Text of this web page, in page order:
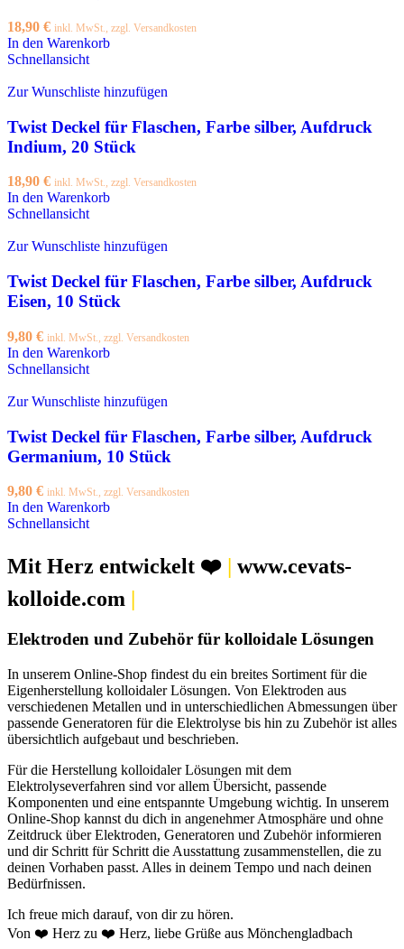
18,90 € inkl. MwSt., zzgl. Versandkosten
In den Warenkorb
Schnellansicht
Zur Wunschliste hinzufügen
Twist Deckel für Flaschen, Farbe silber, Aufdruck
Indium, 20 Stück
18,90 € inkl. MwSt., zzgl. Versandkosten
In den Warenkorb
Schnellansicht
Zur Wunschliste hinzufügen
Twist Deckel für Flaschen, Farbe silber, Aufdruck
Eisen, 10 Stück
9,80 € inkl. MwSt., zzgl. Versandkosten
In den Warenkorb
Schnellansicht
Zur Wunschliste hinzufügen
Twist Deckel für Flaschen, Farbe silber, Aufdruck
Germanium, 10 Stück
9,80 € inkl. MwSt., zzgl. Versandkosten
In den Warenkorb
Schnellansicht
Mit Herz entwickelt ❤️
www.cevats-
kolloide.com
Elektroden und Zubehör für kolloidale Lösungen
In unserem Online-Shop findest du ein breites Sortiment für die
Eigenherstellung kolloidaler Lösungen. Von Elektroden aus
verschiedenen Metallen und in unterschiedlichen Abmessungen über
passende Generatoren für die Elektrolyse bis hin zu Zubehör ist alles
übersichtlich aufgebaut und beschrieben.
Für die Herstellung kolloidaler Lösungen mit dem
Elektrolyseverfahren sind vor allem Übersicht, passende
Komponenten und eine entspannte Umgebung wichtig. In unserem
Online-Shop kannst du dich in angenehmer Atmosphäre und ohne
Zeitdruck über Elektroden, Generatoren und Zubehör informieren
und dir Schritt für Schritt die Ausstattung zusammenstellen, die zu
deinen Vorhaben passt. Alles in deinem Tempo und nach deinen
Bedürfnissen.
Ich freue mich darauf, von dir zu hören.
Von ❤️ Herz zu ❤️ Herz, liebe Grüße aus Mönchengladbach